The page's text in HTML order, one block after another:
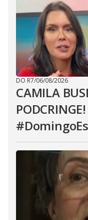
DO R7/06/08/2026
CAMILA